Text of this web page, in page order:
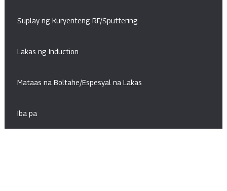
Suplay ng Kuryenteng RF/Sputtering
Lakas ng Induction
Mataas na Boltahe/Espesyal na Lakas
Iba pa